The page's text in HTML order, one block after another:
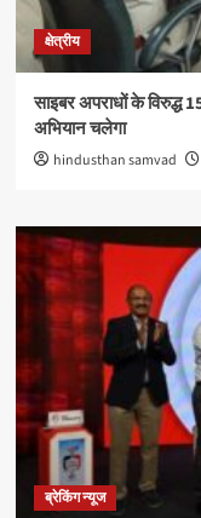
क्षेत्रीय
साइबर अपराधों के
अभियान चलेगा
hindusthan samvad
ब्रेकिंग न्यूज